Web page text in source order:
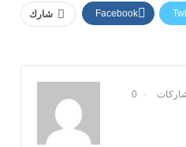
شارك Facebook
0